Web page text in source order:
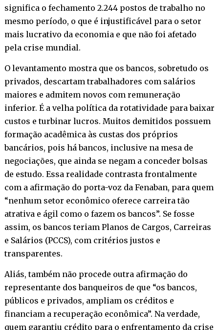
significa o fechamento 2.244 postos de trabalho no
mesmo período, o que é injustificável para o setor
mais lucrativo da economia e que não foi afetado
pela crise mundial.
O levantamento mostra que os bancos, sobretudo os
privados, descartam trabalhadores com salários
maiores e admitem novos com remuneração
inferior. É a velha política da rotatividade para baixar
custos e turbinar lucros. Muitos demitidos possuem
formação acadêmica às custas dos próprios
bancários, pois há bancos, inclusive na mesa de
negociações, que ainda se negam a conceder bolsas
de estudo. Essa realidade contrasta frontalmente
com a afirmação do porta-voz da Fenaban, para quem
“nenhum setor econômico oferece carreira tão
atrativa e ágil como o fazem os bancos”. Se fosse
assim, os bancos teriam Planos de Cargos, Carreiras
e Salários (PCCS), com critérios justos e
transparentes.
Aliás, também não procede outra afirmação do
representante dos banqueiros de que “os bancos,
públicos e privados, ampliam os créditos e
financiam a recuperação econômica”. Na verdade,
quem garantiu crédito para o enfrentamento da crise